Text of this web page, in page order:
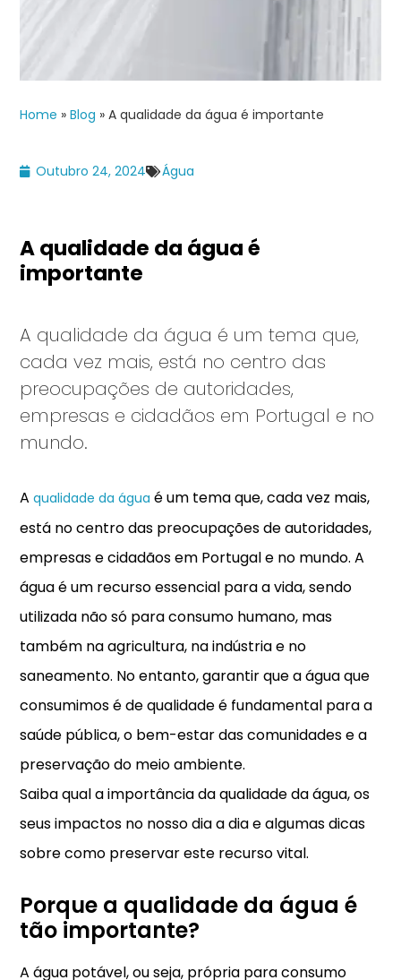
Home »Blog »A qualidade da água é importante
Outubro 24, 2024 Água
A qualidade da água é
importante
A qualidade da água é um tema que,
cada vez mais, está no centro das
preocupações de autoridades,
empresas e cidadãos em Portugal e no
mundo.
Aqualidade da água é um tema que, cada vez mais,
está no centro das preocupações de autoridades,
empresas e cidadãos em Portugal e no mundo. A
água é um recurso essencial para a vida, sendo
utilizada não só para consumo humano, mas
também na agricultura, na indústria e no
saneamento. No entanto, garantir que a água que
consumimos é de qualidade é fundamental para a
saúde pública, o bem-estar das comunidades e a
preservação do meio ambiente.
Saiba qual a importância da qualidade da água, os
seus impactos no nosso dia a dia e algumas dicas
sobre como preservar este recurso vital.
Porque a qualidade da água é
tão importante?
A água potável, ou seja, própria para consumo